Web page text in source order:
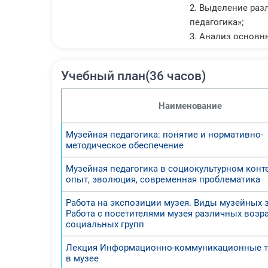
2. Выделение
педагогика»;
3. Анализ
школьного
-в области
-особенностей
-способов
-
-новейших
Учебный план(36 часов)
Наименование
Музейная педагогика: понятие и нормативно-
методическое обеспечение
Музейная педагогика в социокультурном
опыт, эволюция, современная проблематика
Работа на экспозиции музея. Виды музейных
Работа с посетителями музея различных
социальных групп
Лекция Информационно-коммуникационные
в музее